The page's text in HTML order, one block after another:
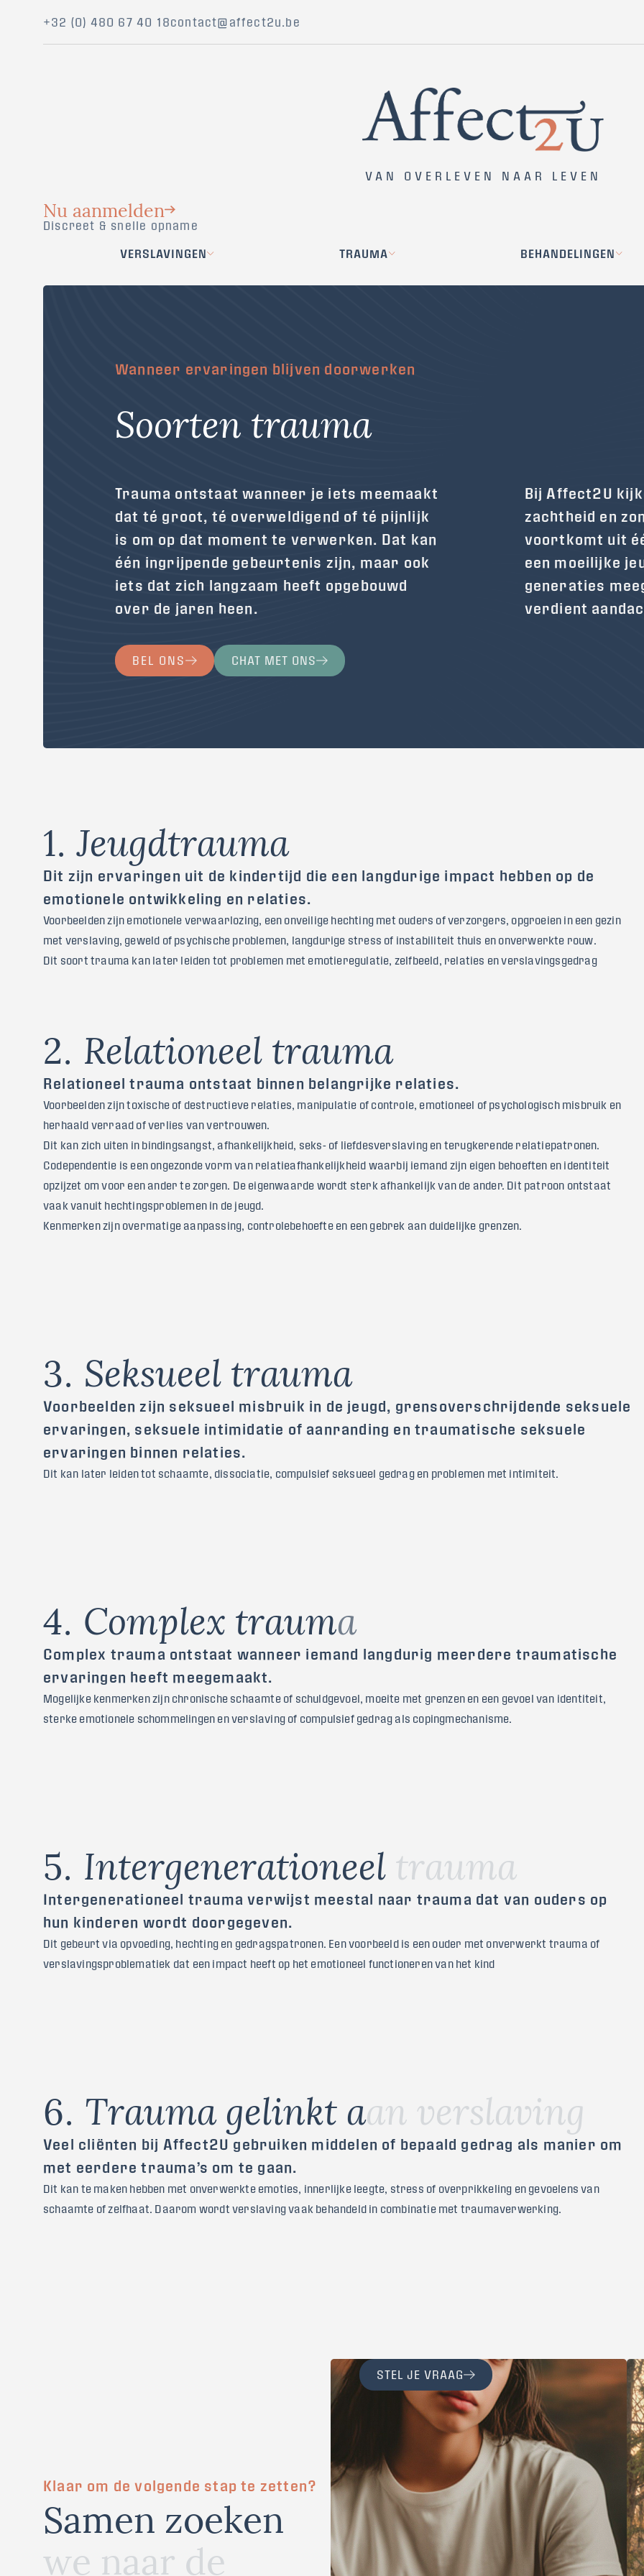
+32 (0) 480 67 40 18contact@affect2u.be
VAN OVERLEVEN NAAR LEVEN
Nu aanmelden
Discreet & snelle opname
VERSLAVINGEN TRAUMA BEHANDELINGEN
Wanneer ervaringen blijven doorwerken
Soorten trauma
Trauma ontstaat wanneer je iets meemaakt
dat té groot, té overweldigend of té pijnlijk
is om op dat moment te verwerken. Dat kan
één ingrijpende gebeurtenis zijn, maar ook
iets dat zich langzaam heeft opgebouwd
over de jaren heen.
Bij Affect2U
zachtheid en
voortkomt uit
een moeilijke
generaties
verdient
BEL ONS CHAT MET ONS
1. Jeugdtrauma
Dit zijn ervaringen uit de kindertijd die een langdurige impact hebben op de
emotionele ontwikkeling en relaties.
Voorbeelden zijn emotionele verwaarlozing, een onveilige hechting met ouders of verzorgers, opgroeien in een gezin
met verslaving, geweld of psychische problemen, langdurige stress of instabiliteit thuis en onverwerkte rouw.
Dit soort trauma kan later leiden tot problemen met emotieregulatie, zelfbeeld, relaties en verslavingsgedrag
2. Relationeel trauma
Relationeel trauma ontstaat binnen belangrijke relaties.
Voorbeelden zijn toxische of destructieve relaties, manipulatie of controle, emotioneel of psychologisch misbruik en
herhaald verraad of verlies van vertrouwen.
Dit kan zich uiten in bindingsangst, afhankelijkheid, seks- of liefdesverslaving en terugkerende relatiepatronen.
Codependentie is een ongezonde vorm van relatieafhankelijkheid waarbij iemand zijn eigen behoeften en identiteit
opzijzet om voor een ander te zorgen. De eigenwaarde wordt sterk afhankelijk van de ander. Dit patroon ontstaat
vaak vanuit hechtingsproblemen in de jeugd.
Kenmerken zijn overmatige aanpassing, controlebehoefte en een gebrek aan duidelijke grenzen.
3. Seksueel trauma
Voorbeelden zijn seksueel misbruik in de jeugd, grensoverschrijdende seksuele
ervaringen, seksuele intimidatie of aanranding en traumatische seksuele
ervaringen binnen relaties.
Dit kan later leiden tot schaamte, dissociatie, compulsief seksueel gedrag en problemen met intimiteit.
4. Complex trauma
Complex trauma ontstaat wanneer iemand langdurig meerdere traumatische
ervaringen heeft meegemaakt.
Mogelijke kenmerken zijn chronische schaamte of schuldgevoel, moeite met grenzen en een gevoel van identiteit,
sterke emotionele schommelingen en verslaving of compulsief gedrag als copingmechanisme.
5. Intergenerationeel trauma
Intergenerationeel trauma verwijst meestal naar trauma dat van ouders op
hun kinderen wordt doorgegeven.
Dit gebeurt via opvoeding, hechting en gedragspatronen. Een voorbeeld is een ouder met onverwerkt trauma of
verslavingsproblematiek dat een impact heeft op het emotioneel functioneren van het kind
6. Trauma gelinkt aan verslaving
Veel cliënten bij Affect2U gebruiken middelen of bepaald gedrag als manier om
met eerdere trauma’s om te gaan.
Dit kan te maken hebben met onverwerkte emoties, innerlijke leegte, stress of overprikkeling en gevoelens van
schaamte of zelfhaat. Daarom wordt verslaving vaak behandeld in combinatie met traumaverwerking.
Klaar om de volgende stap te zetten?
Samen zoeken
we naar de
STEL JE VRAAG